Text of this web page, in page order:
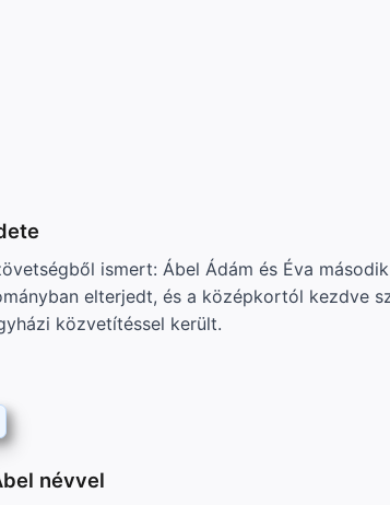
ismert: Ábel Ádám és Éva
elterjedt, és a középkortól kezdve
közvetítéssel került.
névvel